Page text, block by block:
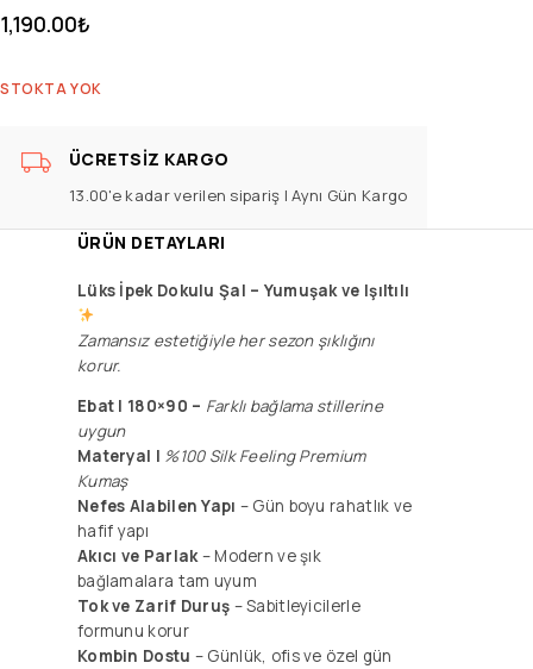
1,190.00₺
STOKTA YOK
ÜCRETSIZ KARGO
13.00'e kadar verilen sipariş | Aynı Gün Kargo
ÜRÜN DETAYLARI
Lüks İpek Dokulu Şal – Yumuşak ve Işıltılı
Zamansız estetiğiyle her sezon şıklığını
korur.
Ebat | 180×90 – Farklı bağlama stillerine
uygun
Materyal | %100 Silk Feeling Premium
Kumaş
Nefes Alabilen Yapı – Gün boyu rahatlık ve
hafif yapı
Akıcı ve Parlak– Modern ve şık
bağlamalara tam uyum
Tok ve Zarif Duruş – Sabitleyicilerle
formunu korur
Kombin Dostu – Günlük, ofis ve özel gün